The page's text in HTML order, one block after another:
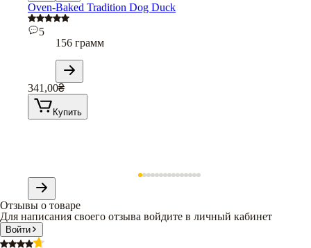
Oven-Baked Tradition Dog Duck
5
156 грамм
341,00₴
Купить
Отзывы о товаре
Для написания своего отзыва войдите в личный кабинет
Войти